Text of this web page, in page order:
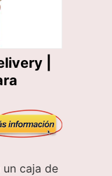
|
un caja de